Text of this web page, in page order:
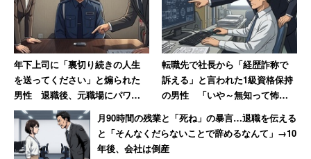
年下上司に「裏切り続きの人生
を送ってください」と煽られた
男性 退職後、元職場にパワハ
ラ証拠USBを送付した結果【後
編】
転職先で社長から「経歴詐称で
訴える」と言われた1級資格保持
の男性 「いや～無知って怖い
ですね」と呆れる
月90時間の残業と「死ね」の暴言…退職を伝える
と「そんなくだらないことで辞めるなんて」→10
年後、会社は倒産